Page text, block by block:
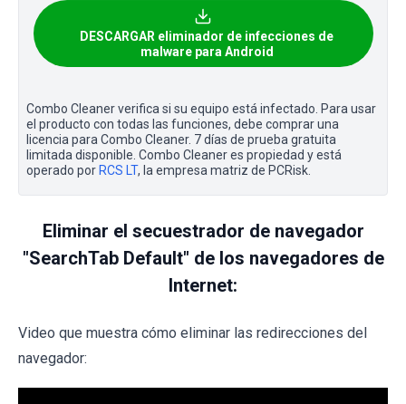
DESCARGAR eliminador de infecciones de
malware para Android
Combo Cleaner verifica si su equipo está infectado. Para usar
el producto con todas las funciones, debe comprar una
licencia para Combo Cleaner. 7 días de prueba gratuita
limitada disponible. Combo Cleaner es propiedad y está
operado por RCS LT, la empresa matriz de PCRisk.
Eliminar el secuestrador de navegador
"SearchTab Default" de los navegadores de
Internet:
Video que muestra cómo eliminar las redirecciones del
navegador: